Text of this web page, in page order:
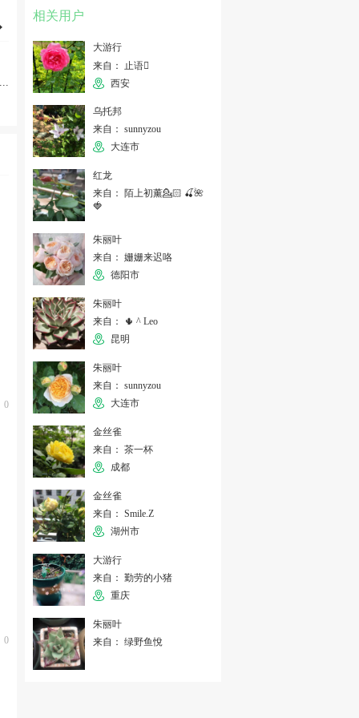
0
0
相关用户
大游行
来自： 止语
西安
乌托邦
来自： sunnyzou
大连市
红龙
来自： 陌上初薰💁🏻 🍒🌺
🍓
朱丽叶
来自： 姗姗来迟咯
德阳市
朱丽叶
来自： 🌵 ^ Leo
昆明
朱丽叶
来自： sunnyzou
大连市
金丝雀
来自： 茶一杯
成都
金丝雀
来自： Smile.Z
湖州市
大游行
来自： 勤劳的小猪
重庆
朱丽叶
来自： 绿野鱼悅